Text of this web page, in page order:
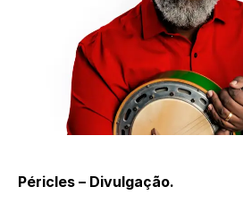
Péricles – Divulgação.